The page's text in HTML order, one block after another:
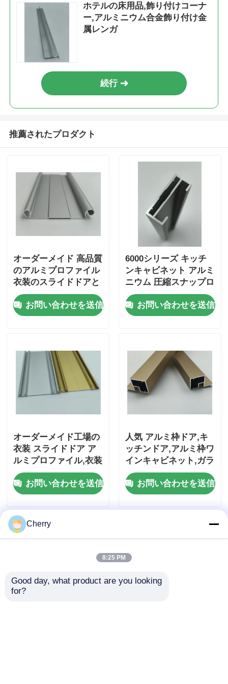
アルミニウム窓のプロフィール
アルミニウム製ドアプロファイル
工業用アルミニウム挤出
カーテンウォールプロファイル
磨いたアルミニウムプロファイル
木製の終わりのアルミニウム プロフィール
アルミ製のトリムプロファイル
アルミヒートシンクエクストルーションプロファイル
ホテルの床用品,飾り付けコーナ
ー,アルミニウム合金飾り付け金
属レンガ
続行
推薦されたプロダクト
オーダーメイド 高品質
のアルミプロファイル
衣装のスライドドアと
下のレール 衣装のスラ
イドドア
お問い合わせを送信
6000シリーズ キッチ
ンキャビネット アルミ
ニウム 圧縮スナップロ
ックフレーム 中国サプ
ライヤー
お問い合わせを送信
オーダーメイド工場の
衣装 スライドドア ア
ルミプロファイル,衣装
スライドドア 底のレー
ル お問い合わせを送信
人気 アルミ枠ドア,キ
ッチンドア,アルミ枠ワ
インキャビネット,ガラ
スアルミ枠ドア
お問い合わせを送信
Cherry
8:25 PM
Good day, what product are you looking
for?